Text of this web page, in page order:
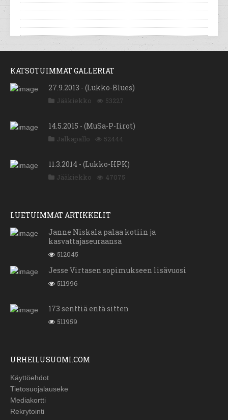
KATSOTUIMMAT GALLERIAT
27.9.2013 - (Lukko-Blues)
Jääkiekko 53227
14.5.2015 - (MuSa-P-Iirot)
Jalkapallo 52444
11.3.2014 - (Lukko-HPK)
Jääkiekko 47075
LUETUIMMAT ARTIKKELIT
Janne Niskala palaa kotiin ja
kasvattajaseuraansa
512045
Jesse Virtasen sopimukseen lisävuosi
511996
173 senttiä entä sitten
511959
URHEILUSUOMI.COM
Käyttöehdot
Tietosuojalauseke
Mediakortti
Rekrytointi